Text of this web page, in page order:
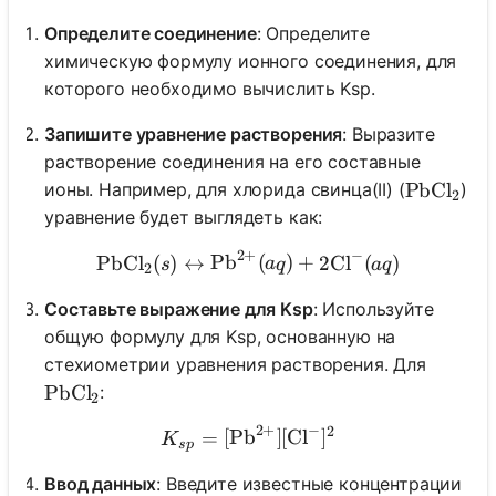
Определите соединение: Определите
химическую формулу ионного соединения, для
которого необходимо вычислить Ksp.
Запишите уравнение растворения: Выразите
растворение соединения на его составные
ионы. Например, для хлорида свинца(II) (PbCl2)
уравнение будет выглядеть как:
\text{PbCl}_2(s)
PbCl2(s) ↔ Pb2+ (aq) + 2Cl−(aq)
Составьте выражение для Ksp: Используйте
общую формулу для Ksp, основанную на
стехиометрии уравнения растворения. Для
\text{PbCl}_2
PbCl2:
K_{sp} =
Ksp = Pb2+ Cl− 2
Ввод данных: Введите известные концентрации